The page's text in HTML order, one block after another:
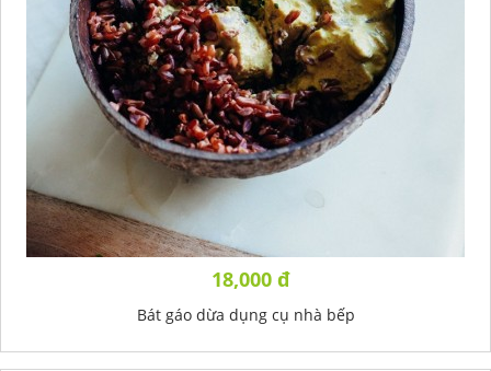
18,000 đ
Bát gáo dừa dụng cụ nhà bếp